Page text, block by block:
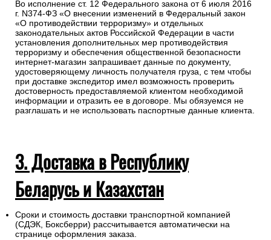
Во исполнение ст. 12 Федерального закона от 6 июля 2016
г. N374-ФЗ «О внесении изменений в Федеральный закон
«О противодействии терроризму» и отдельных
законодательных актов Российской Федерации в части
установления дополнительных мер противодействия
терроризму и обеспечения общественной безопасности
интернет-магазин запрашивает данные по документу,
удостоверяющему личность получателя груза, с тем чтобы
при доставке экспедитор имел возможность проверить
достоверность предоставляемой клиентом необходимой
информации и отразить ее в договоре. Мы обязуемся не
разглашать и не использовать паспортные данные клиента.
3. Доставка в Республику
Беларусь и Казахстан
Сроки и стоимость доставки транспортной компанией
(СДЭК, Боксберри) рассчитывается автоматически на
странице оформления заказа.